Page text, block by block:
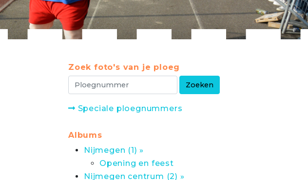
Zoek foto's van je ploeg
Speciale ploegnummers
Albums
Nijmegen (1) »
Opening en feest
Nijmegen centrum (2) »